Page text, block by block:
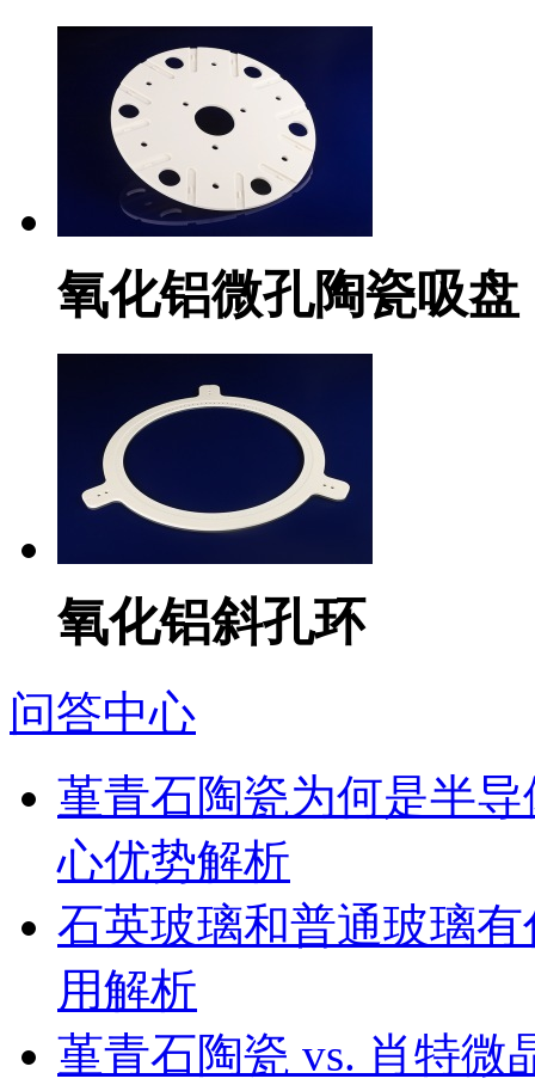
氧化铝微孔陶瓷吸盘
氧化铝斜孔环
问答中心
堇青石陶瓷为何是半
心优势解析
石英玻璃和普通玻璃
用解析
堇青石陶瓷 vs. 肖特微